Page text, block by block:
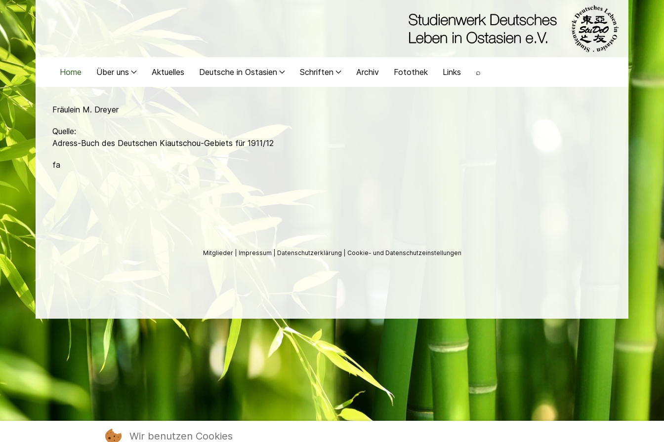
Home Über uns Aktuelles Deutsche in Ostasien Schriften Archiv Fotothek Links ⌕
Fräulein M. Dreyer
Quelle:
Adress-Buch des Deutschen Kiautschou-Gebiets für 1911/12
fa
Mitglieder Impressum Datenschutzerklärung Cookie- und Datenschutzeinstellungen
Wir benutzen Cookies